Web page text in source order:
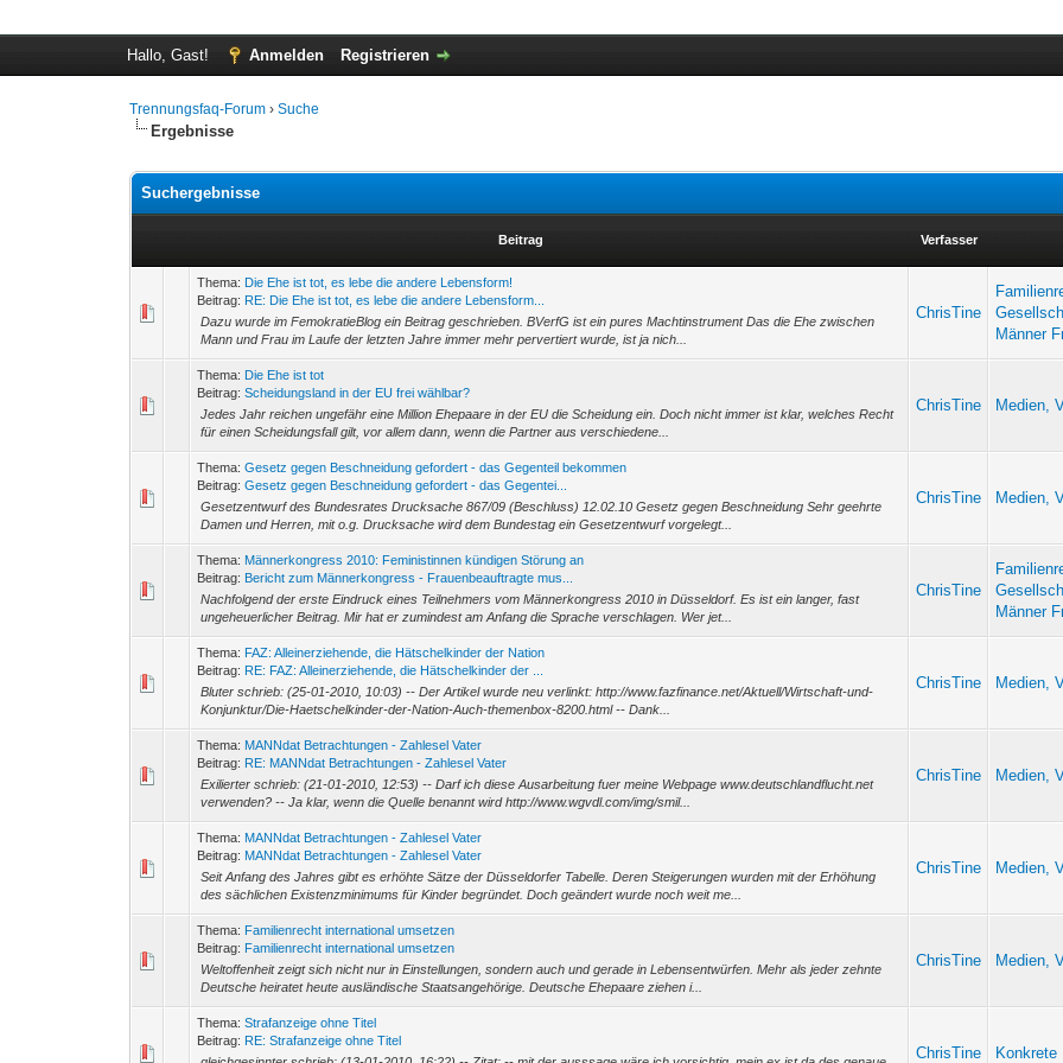
Hallo, Gast! Anmelden Registrieren
Trennungsfaq-Forum ›Suche
Ergebnisse
Suchergebnisse
Beitrag Verfasser
Thema: Die Ehe ist tot, es lebe die andere Lebensform!
Beitrag: RE: Die Ehe ist tot, es lebe die andere Lebensform...
Dazu wurde im FemokratieBlog ein Beitrag geschrieben. BVerfG ist ein pures Machtinstrument Das die Ehe zwischen
Mann und Frau im Laufe der letzten Jahre immer mehr pervertiert wurde, ist ja nich...
ChrisTine
Männer
Thema: Die Ehe ist tot
Beitrag:Scheidungsland in der EU frei wählbar?
Jedes Jahr reichen ungefähr eine Million Ehepaare in der EU die Scheidung ein. Doch nicht immer ist klar, welches Recht
für einen Scheidungsfall gilt, vor allem dann, wenn die Partner aus verschiedene...
ChrisTine Medien,
Thema:Gesetz gegen Beschneidung gefordert - das Gegenteil bekommen
Beitrag:Gesetz gegen Beschneidung gefordert - das Gegentei...
Gesetzentwurf des Bundesrates Drucksache 867/09 (Beschluss) 12.02.10 Gesetz gegen Beschneidung Sehr geehrte
Damen und Herren, mit o.g. Drucksache wird dem Bundestag ein Gesetzentwurf vorgelegt...
ChrisTine Medien,
Thema: Männerkongress 2010: Feministinnen kündigen Störung an
Beitrag: Bericht zum Männerkongress - Frauenbeauftragte mus...
Nachfolgend der erste Eindruck eines Teilnehmers vom Männerkongress 2010 in Düsseldorf. Es ist ein langer, fast
ungeheuerlicher Beitrag. Mir hat er zumindest am Anfang die Sprache verschlagen. Wer jet...
ChrisTine
Männer
Thema: FAZ: Alleinerziehende, die Hätschelkinder der Nation
Beitrag: RE: FAZ: Alleinerziehende, die Hätschelkinder der ...
Bluter schrieb: (25-01-2010, 10:03) -- Der Artikel wurde neu verlinkt: http://www.fazfinance.net/Aktuell/Wirtschaft-und-
Konjunktur/Die-Haetschelkinder-der-Nation-Auch-themenbox-8200.html -- Dank...
ChrisTine Medien,
Thema: MANNdat Betrachtungen - Zahlesel Vater
Beitrag: RE: MANNdat Betrachtungen - Zahlesel Vater
Exilierter schrieb: (21-01-2010, 12:53) -- Darf ich diese Ausarbeitung fuer meine Webpage www.deutschlandflucht.net
verwenden? -- Ja klar, wenn die Quelle benannt wird http://www.wgvdl.com/img/smil...
ChrisTine Medien,
Thema: MANNdat Betrachtungen - Zahlesel Vater
Beitrag: MANNdat Betrachtungen - Zahlesel Vater
Seit Anfang des Jahres gibt es erhöhte Sätze der Düsseldorfer Tabelle. Deren Steigerungen wurden mit der Erhöhung
des sächlichen Existenzminimums für Kinder begründet. Doch geändert wurde noch weit me...
ChrisTine Medien,
Thema: Familienrecht international umsetzen
Beitrag: Familienrecht international umsetzen
Weltoffenheit zeigt sich nicht nur in Einstellungen, sondern auch und gerade in Lebensentwürfen. Mehr als jeder zehnte
Deutsche heiratet heute ausländische Staatsangehörige. Deutsche Ehepaare ziehen i...
ChrisTine Medien,
Thema:Strafanzeige ohne Titel
Beitrag: RE: Strafanzeige ohne Titel
ChrisTine Konkrete